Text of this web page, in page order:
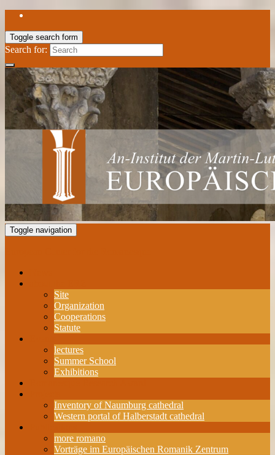
Toggle search form
Search for:
Toggle navigation
Site
Organization
Cooperations
Statute
lectures
Summer School
Exhibitions
Inventory of Naumburg cathedral
Western portal of Halberstadt cathedral
more romano
Vorträge im Europäischen Romanik Zentrum